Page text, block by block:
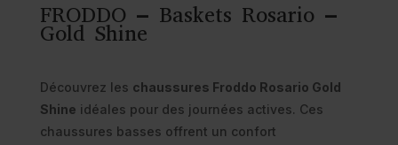
FRODDO – Baskets Rosario –
Gold Shine
Découvrez les chaussures Froddo Rosario Gold
Shine idéales pour des journées actives. Ces
chaussures basses offrent un confort